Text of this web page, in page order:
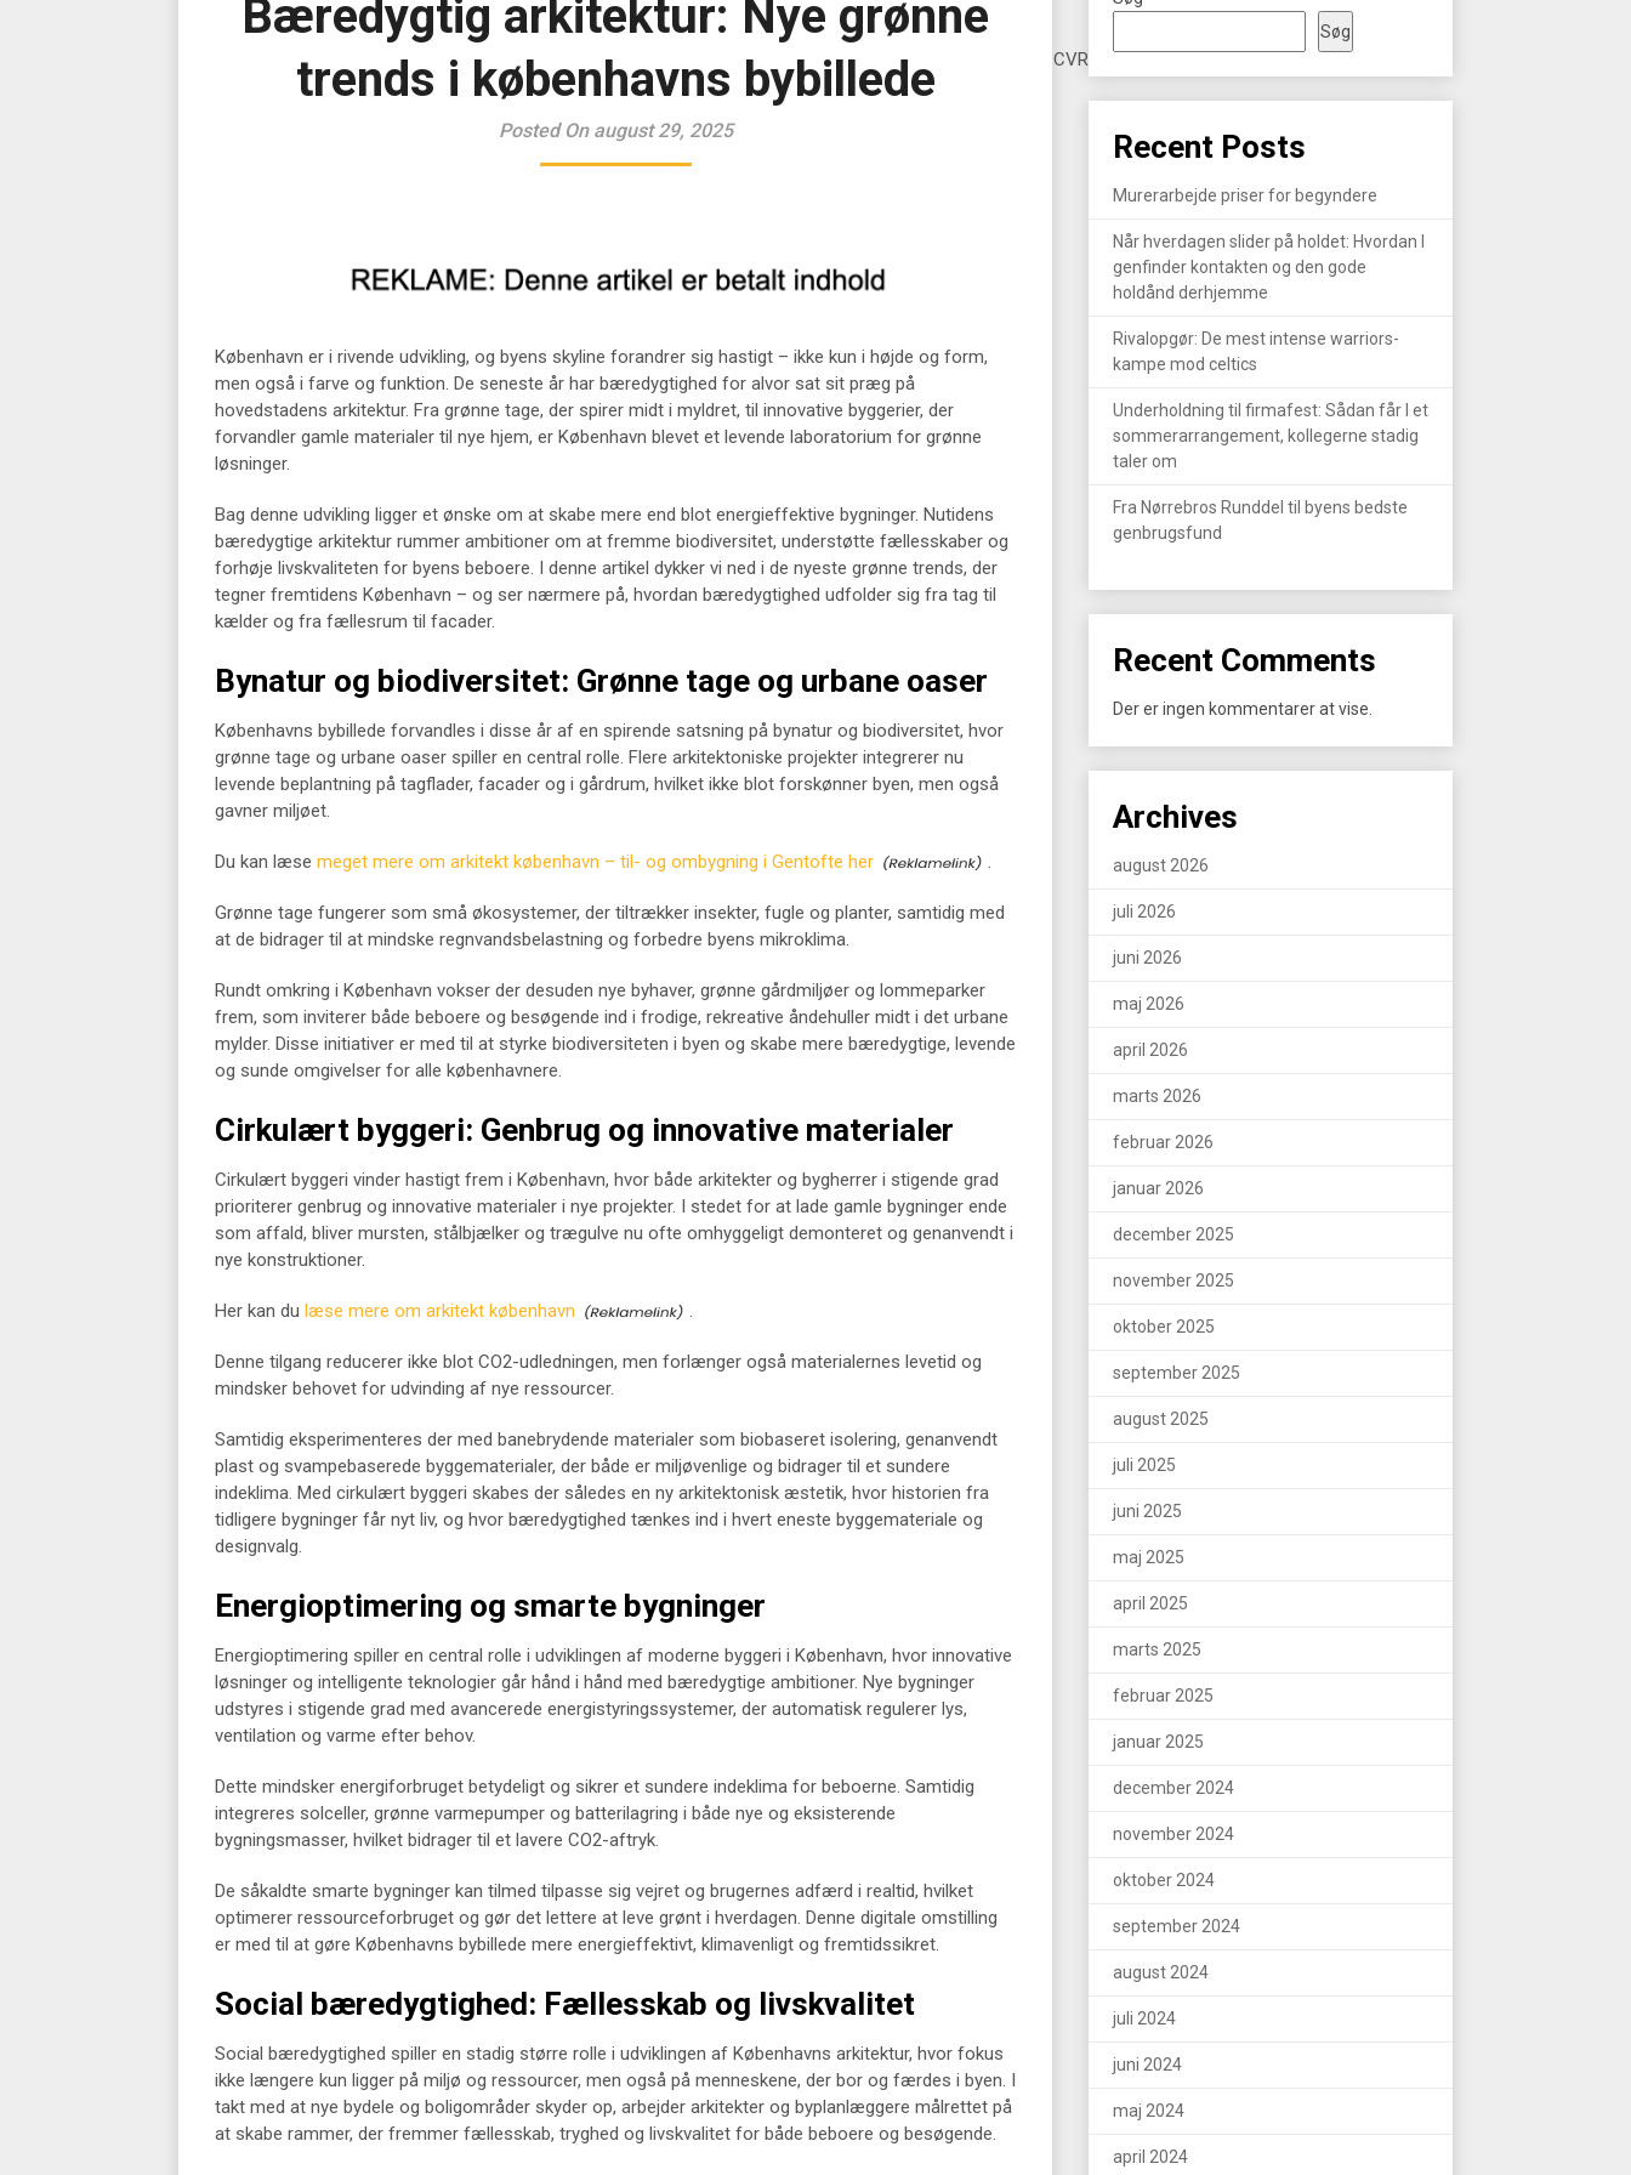
Bæredygtig arkitektur: Nye grønne
trends i københavns bybillede
Posted On august 29, 2025
København er i rivende udvikling, og byens skyline forandrer sig hastigt – ikke kun i højde og form,
men også i farve og funktion. De seneste år har bæredygtighed for alvor sat sit præg på
hovedstadens arkitektur. Fra grønne tage, der spirer midt i myldret, til innovative byggerier, der
forvandler gamle materialer til nye hjem, er København blevet et levende laboratorium for grønne
løsninger.
Bag denne udvikling ligger et ønske om at skabe mere end blot energieffektive bygninger. Nutidens
bæredygtige arkitektur rummer ambitioner om at fremme biodiversitet, understøtte fællesskaber og
forhøje livskvaliteten for byens beboere. I denne artikel dykker vi ned i de nyeste grønne trends, der
tegner fremtidens København – og ser nærmere på, hvordan bæredygtighed udfolder sig fra tag til
kælder og fra fællesrum til facader.
Bynatur og biodiversitet: Grønne tage og urbane oaser
Københavns bybillede forvandles i disse år af en spirende satsning på bynatur og biodiversitet, hvor
grønne tage og urbane oaser spiller en central rolle. Flere arkitektoniske projekter integrerer nu
levende beplantning på tagflader, facader og i gårdrum, hvilket ikke blot forskønner byen, men også
gavner miljøet.
Du kan læse meget mere om arkitekt københavn – til- og ombygning i Gentofte her .
Grønne tage fungerer som små økosystemer, der tiltrækker insekter, fugle og planter, samtidig med
at de bidrager til at mindske regnvandsbelastning og forbedre byens mikroklima.
Rundt omkring i København vokser der desuden nye byhaver, grønne gårdmiljøer og lommeparker
frem, som inviterer både beboere og besøgende ind i frodige, rekreative åndehuller midt i det urbane
mylder. Disse initiativer er med til at styrke biodiversiteten i byen og skabe mere bæredygtige, levende
og sunde omgivelser for alle københavnere.
Cirkulært byggeri: Genbrug og innovative materialer
Cirkulært byggeri vinder hastigt frem i København, hvor både arkitekter og bygherrer i stigende grad
prioriterer genbrug og innovative materialer i nye projekter. I stedet for at lade gamle bygninger ende
som affald, bliver mursten, stålbjælker og trægulve nu ofte omhyggeligt demonteret og genanvendt i
nye konstruktioner.
Her kan du læse mere om arkitekt københavn .
Denne tilgang reducerer ikke blot CO2-udledningen, men forlænger også materialernes levetid og
mindsker behovet for udvinding af nye ressourcer.
Samtidig eksperimenteres der med banebrydende materialer som biobaseret isolering, genanvendt
plast og svampebaserede byggematerialer, der både er miljøvenlige og bidrager til et sundere
indeklima. Med cirkulært byggeri skabes der således en ny arkitektonisk æstetik, hvor historien fra
tidligere bygninger får nyt liv, og hvor bæredygtighed tænkes ind i hvert eneste byggemateriale og
designvalg.
Energioptimering og smarte bygninger
Energioptimering spiller en central rolle i udviklingen af moderne byggeri i København, hvor innovative
løsninger og intelligente teknologier går hånd i hånd med bæredygtige ambitioner. Nye bygninger
udstyres i stigende grad med avancerede energistyringssystemer, der automatisk regulerer lys,
ventilation og varme efter behov.
Dette mindsker energiforbruget betydeligt og sikrer et sundere indeklima for beboerne. Samtidig
integreres solceller, grønne varmepumper og batterilagring i både nye og eksisterende
bygningsmasser, hvilket bidrager til et lavere CO2-aftryk.
De såkaldte smarte bygninger kan tilmed tilpasse sig vejret og brugernes adfærd i realtid, hvilket
optimerer ressourceforbruget og gør det lettere at leve grønt i hverdagen. Denne digitale omstilling
er med til at gøre Københavns bybillede mere energieffektivt, klimavenligt og fremtidssikret.
Social bæredygtighed: Fællesskab og livskvalitet
Social bæredygtighed spiller en stadig større rolle i udviklingen af Københavns arkitektur, hvor fokus
ikke længere kun ligger på miljø og ressourcer, men også på menneskene, der bor og færdes i byen. I
takt med at nye bydele og boligområder skyder op, arbejder arkitekter og byplanlæggere målrettet på
at skabe rammer, der fremmer fællesskab, tryghed og livskvalitet for både beboere og besøgende.
Søg
Recent Posts
Murerarbejde priser for begyndere
Når hverdagen slider på holdet: Hvordan I
genfinder kontakten og den gode
holdånd derhjemme
Rivalopgør: De mest intense warriors-
kampe mod celtics
Underholdning til firmafest: Sådan får I et
sommerarrangement, kollegerne stadig
taler om
Fra Nørrebros Runddel til byens bedste
genbrugsfund
Recent Comments
Der er ingen kommentarer at vise.
Archives
august 2026
juli 2026
juni 2026
maj 2026
april 2026
marts 2026
februar 2026
januar 2026
december 2025
november 2025
oktober 2025
september 2025
august 2025
juli 2025
juni 2025
maj 2025
april 2025
marts 2025
februar 2025
januar 2025
december 2024
november 2024
oktober 2024
september 2024
august 2024
juli 2024
juni 2024
maj 2024
april 2024
CVR